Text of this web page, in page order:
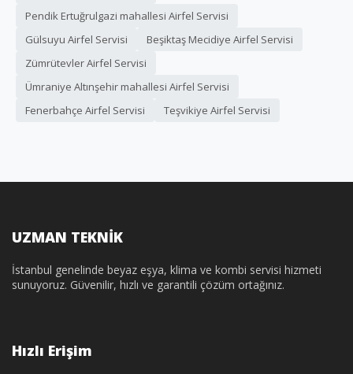
Pendik Ertuğrulgazi mahallesi Airfel Servisi
Gülsuyu Airfel Servisi
Beşiktaş Mecidiye Airfel Servisi
Zümrütevler Airfel Servisi
Ümraniye Altınşehir mahallesi Airfel Servisi
Fenerbahçe Airfel Servisi
Teşvikiye Airfel Servisi
UZMAN TEKNİK
İstanbul genelinde beyaz eşya, klima ve kombi servisi hizmeti
sunuyoruz. Güvenilir, hızlı ve garantili çözüm ortağınız.
Hızlı Erişim